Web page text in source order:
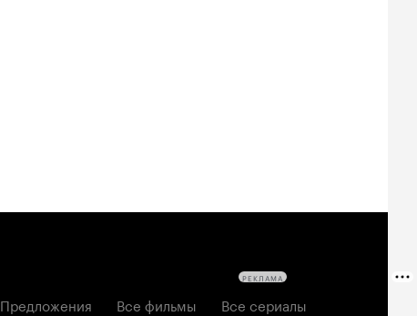
Предложения Все фильмы
Все сериалы
РЕКЛАМА